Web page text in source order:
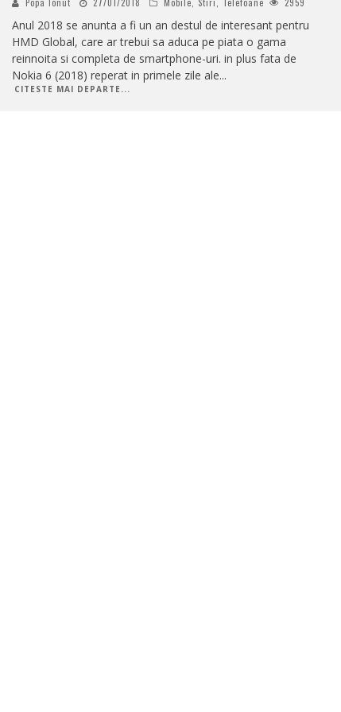
Anul 2018 se anunta a fi un an destul de interesant pentru
HMD Global, care ar trebui sa aduca pe piata o gama
reinnoita si completa de smartphone-uri. in plus fata de
Nokia 6 (2018) reperat in primele zile ale...
CITESTE MAI DEPARTE...